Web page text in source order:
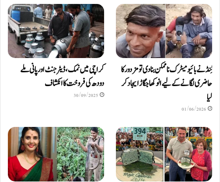
ٹِنڈ نے بائیومیٹرک ناممکن بنا دی تو مزدور کا
حاضری لگانے کے لیے انوکھا جگاڑ ایجاد کر
لیا
01/06/2026
کراچی میں نمک، ڈیٹرجنٹ اور پانی ملے
دودھ کی فروخت کا انکشاف
30/09/2025